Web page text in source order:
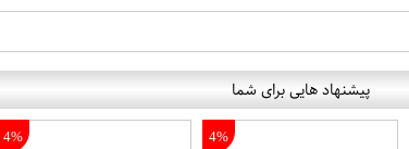
پیشنهاد هایی برای شما
4%
4%